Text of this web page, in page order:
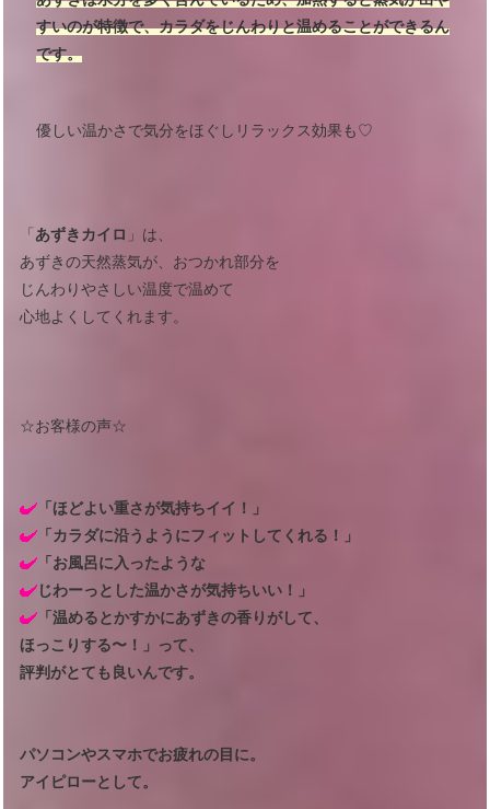
すいのが特徴で、カラダをじんわりと温めることができるん
です。
優しい温かさで気分をほぐしリラックス効果も♡
「 あずきカイロ 」は、
あずきの天然蒸気が、おつかれ部分を
じんわりやさしい温度で温めて
心地よくしてくれます。
☆お客様の声☆
「ほどよい重さが気持ちイイ！」
「カラダに沿うようにフィットしてくれる！」
「お風呂に入ったような
じわーっとした温かさが気持ちいい！」
「温めるとかすかにあずきの香りがして、
ほっこりする〜！」って、
評判がとても良いんです。
パソコンやスマホでお疲れの目に。
アイピローとして。